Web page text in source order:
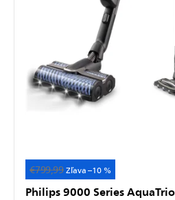
Akcia
€799,99 –10 %
Philips 9000 Series